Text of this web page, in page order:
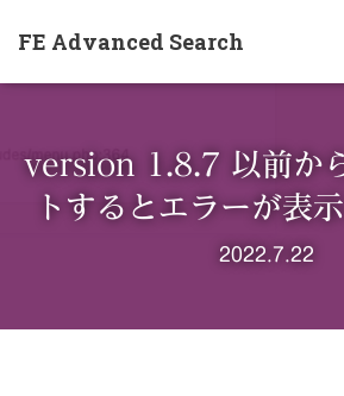
FE Advanced Search
version 1.8.7 以前か
トするとエラーが表
2022.7.22